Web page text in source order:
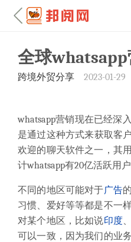
全球
跨境外贸分享 2023-01-29
whatsapp营销现在已经深
是通过这种方式来获取客
欢迎的聊天软件之一，其
计whatsapp有20亿活跃用户
不同的地区可能对于广告
习惯、爱好等等都是不一
对某个地区，比如说印度、
可以一致，因为我们的业